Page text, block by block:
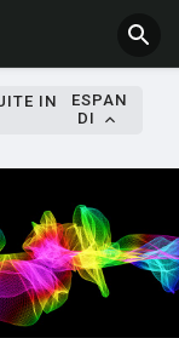
IN
ESPAN
DI